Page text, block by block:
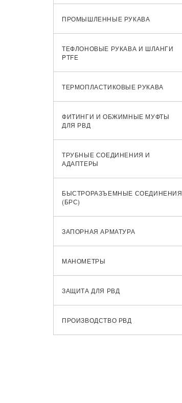
ПРОМЫШЛЕННЫЕ РУКАВА
ТЕФЛОНОВЫЕ РУКАВА И ШЛАНГИ
PTFE
ТЕРМОПЛАСТИКОВЫЕ РУКАВА
ФИТИНГИ И ОБЖИМНЫЕ МУФТЫ
ДЛЯ РВД
ТРУБНЫЕ СОЕДИНЕНИЯ И
АДАПТЕРЫ
БЫСТРОРАЗЪЕМНЫЕ СОЕДИНЕНИЯ
(БРС)
ЗАПОРНАЯ АРМАТУРА
МАНОМЕТРЫ
ЗАЩИТА ДЛЯ РВД
ПРОИЗВОДСТВО РВД